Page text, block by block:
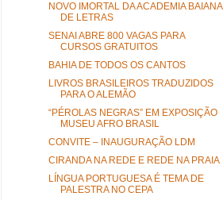
NOVO IMORTAL DA ACADEMIA BAIANA
DE LETRAS
SENAI ABRE 800 VAGAS PARA
CURSOS GRATUITOS
BAHIA DE TODOS OS CANTOS
LIVROS BRASILEIROS TRADUZIDOS
PARA O ALEMÃO
“PÉROLAS NEGRAS” EM EXPOSIÇÃO
MUSEU AFRO BRASIL
CONVITE – INAUGURAÇÃO LDM
CIRANDA NA REDE E REDE NA PRAIA
LÍNGUA PORTUGUESA É TEMA DE
PALESTRA NO CEPA